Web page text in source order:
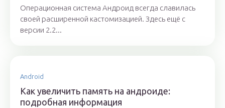
Операционная система Андроид всегда славилась
своей расширенной кастомизацией. Здесь ещё с
версии 2.2...
Android
Как увеличить память на андроиде:
подробная информация